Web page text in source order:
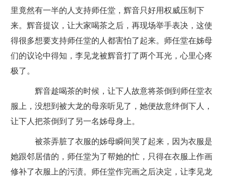
里竟然有一半的人支持师任堂，辉音只好用权威压制下
来。辉音提议，让大家喝茶之后，再现场举手表决，这使
得很多想要支持师任堂的人都害怕了起来。师任堂在姊母
们的议论中得知，李见龙被辉音打了两个耳光，心里心疼
极了。
辉音趁喝茶的时候，让下人故意将茶倒到师任堂衣
服上，没想到被大龙的母亲听见了，她便故意绊倒下人，
让下人把茶倒到了另一名姊母身上。
被茶弄脏了衣服的姊母瞬间哭了起来，因为衣服是
她跟邻居借的，师任堂为了帮她的忙，只得在衣服上作画
修补了衣服上的污渍。师任堂作完画之后决定，让李见龙